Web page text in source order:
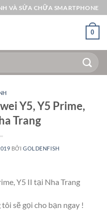
VÀ SỬA CHỮA SMARTPHONE
0
Y5, Y5 Prime,
Trang
BỞIGOLDENFISH
Y5 II tại Nha Trang
sẽ gọi cho bạn ngay !